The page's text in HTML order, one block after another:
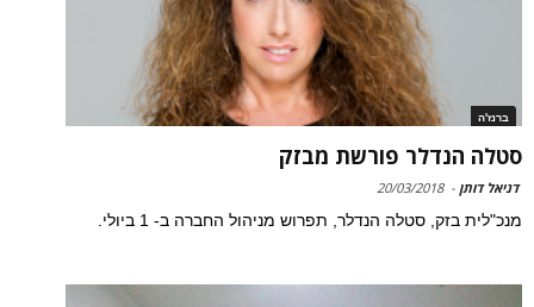
ברנז'ה
סטלה הנדלר פורשת מבזק
דניאל דותן -
20/03/2018
מנכ"לית בזק, סטלה הנדלר, תפרוש מניהול החברה ב- 1 ביולי.